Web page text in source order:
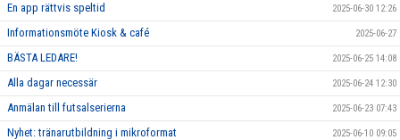
En app rättvis speltid 2025-06-30 12:26
Informationsmöte Kiosk & café 2025-06-27
BÄSTA LEDARE! 2025-06-25 14:08
Alla dagar necessär 2025-06-24 12:30
Anmälan till futsalserierna 2025-06-23 07:43
Nyhet: tränarutbildning i mikroformat 2025-06-10 09:05